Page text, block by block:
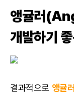
앵귤러
개발하기
결과적으로 앵귤